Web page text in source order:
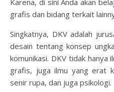
Karena, di sini Anda akan
grafis dan bidang terkait
Singkatnya, DKV adalah
desain tentang konsep
komunikasi. DKV tidak hanya
grafis, juga ilmu yang erat
senir rupa, dan juga psikologi.